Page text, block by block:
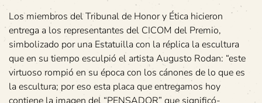
Los miembros del Tribunal de Honor y Ética hicieron
entrega a los representantes del CICOM del Premio,
simbolizado por una Estatuilla con la réplica la escultura
que en su tiempo esculpió el artista Augusto Rodan: “este
virtuoso rompió en su época con los cánones de lo que es
la escultura; por eso esta placa que entregamos hoy